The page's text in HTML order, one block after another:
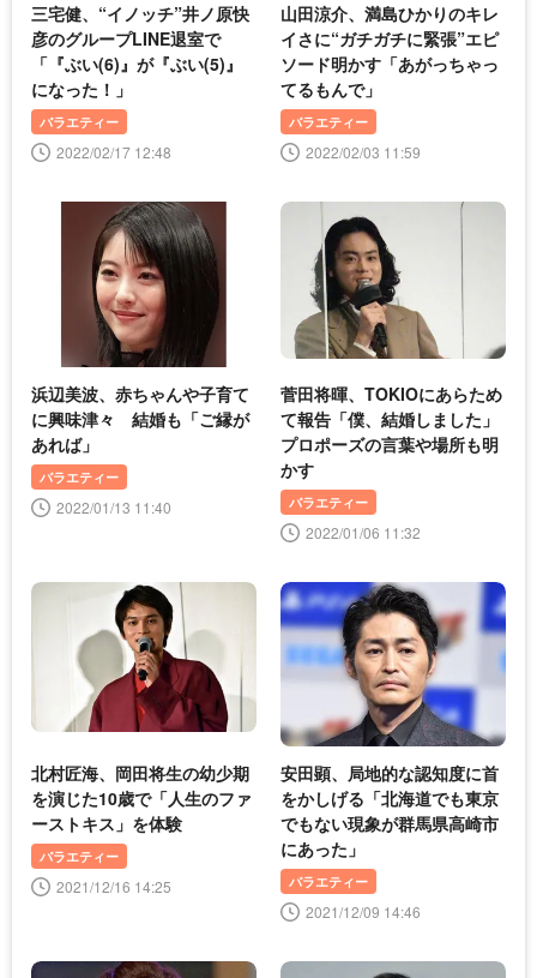
三宅健、“イノッチ”井ノ原快
彦のグループLINE退室で
「『ぶい(6)』が『ぶい(5)』
になった！」
バラエティー
2022/02/17 12:48
山田涼介、満島ひかりのキレ
イさに“ガチガチに緊張”エピ
ソード明かす「あがっちゃっ
てるもんで」
バラエティー
2022/02/03 11:59
浜辺美波、赤ちゃんや子育て
に興味津々 結婚も「ご縁が
あれば」
バラエティー
2022/01/13 11:40
菅田将暉、TOKIOにあらため
て報告「僕、結婚しました」
プロポーズの言葉や場所も明
かす
バラエティー
2022/01/06 11:32
北村匠海、岡田将生の幼少期
を演じた10歳で「人生のファ
ーストキス」を体験
バラエティー
2021/12/16 14:25
安田顕、局地的な認知度に首
をかしげる「北海道でも東京
でもない現象が群馬県高崎市
にあった」
バラエティー
2021/12/09 14:46